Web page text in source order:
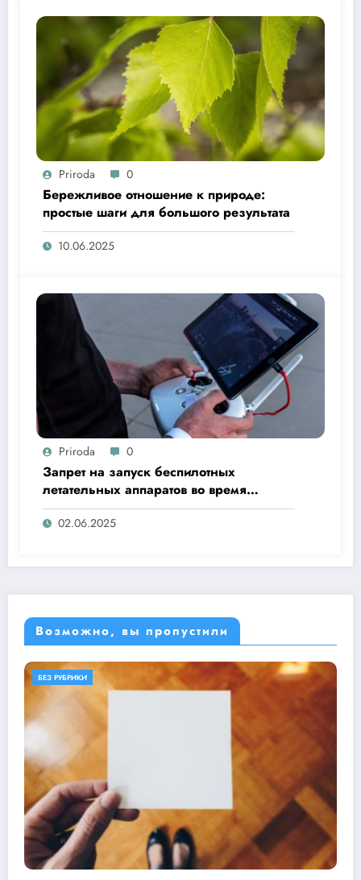
Priroda 0
Бережливое отношение к природе:
простые шаги для большого результата
10.06.2025
Priroda 0
Запрет на запуск беспилотных
летательных аппаратов во время
«Ысыах Туймаады-2025»
02.06.2025
Возможно, вы пропустили
БЕЗ РУБРИКИ ОБЕРЕГАЕМ ПРИРОДУ